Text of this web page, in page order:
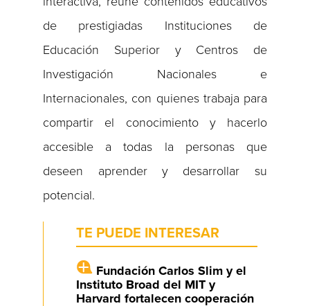
de prestigiadas Instituciones de
Educación Superior y Centros de
Investigación Nacionales e
Internacionales, con quienes trabaja para
compartir el conocimiento y hacerlo
accesible a todas la personas que
deseen aprender y desarrollar su
potencial.
TE PUEDE INTERESAR
Fundación Carlos Slim y el
Instituto Broad del MIT y
Harvard fortalecen cooperación